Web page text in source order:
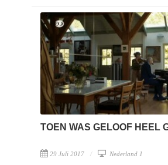
TOEN WAS GELOOF HEEL
29 Juli 2017 Nederland 1